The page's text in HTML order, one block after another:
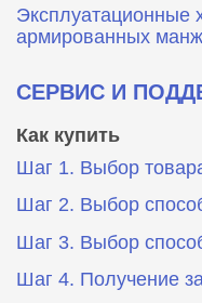
Эксплуатационные
армированных
СЕРВИС И
Как купить
Шаг 1. Выбор
Шаг 2. Выбор
Шаг 3. Выбор
Шаг 4. Получение